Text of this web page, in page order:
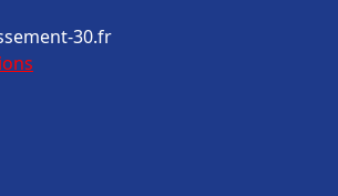
30.fr